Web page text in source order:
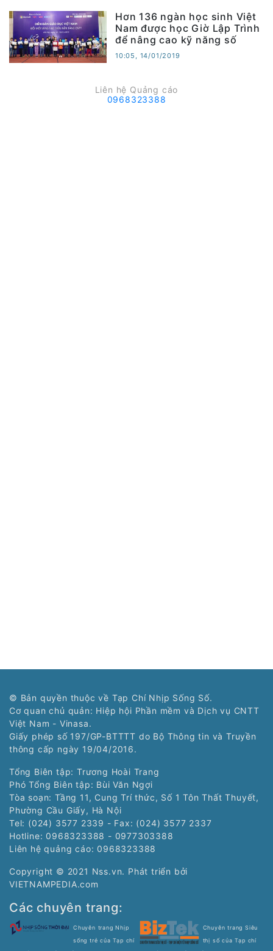
Hơn 136 ngàn học sinh Việt
Nam được học Giờ Lập Trình
để nâng cao kỹ năng số
10:05, 14/01/2019
Liên hệ Quảng cáo
0968323388
© Bản quyền thuộc về Tạp Chí Nhịp Sống Số.
Cơ quan chủ quản: Hiệp hội Phần mềm và Dịch vụ CNTT
Việt Nam - Vinasa.
Giấy phép số 197/GP-BTTTT do Bộ Thông tin và Truyền
thông cấp ngày 19/04/2016.
Tổng Biên tập: Trương Hoài Trang
Phó Tổng Biên tập: Bùi Văn Ngợi
Tòa soạn: Tầng 11, Cung Trí thức, Số 1 Tôn Thất Thuyết,
Phường Cầu Giấy, Hà Nội
Tel: (024) 3577 2339 - Fax: (024) 3577 2337
Hotline: 0968323388 - 0977303388
Liên hệ quảng cáo: 0968323388
Copyright © 2021 Nss.vn. Phát triển bởi
VIETNAMPEDIA.com
Các chuyên trang:
Chuyên trang Nhịp
sống trẻ của Tạp chí
Chuyên trang Siêu
thị số của Tạp chí